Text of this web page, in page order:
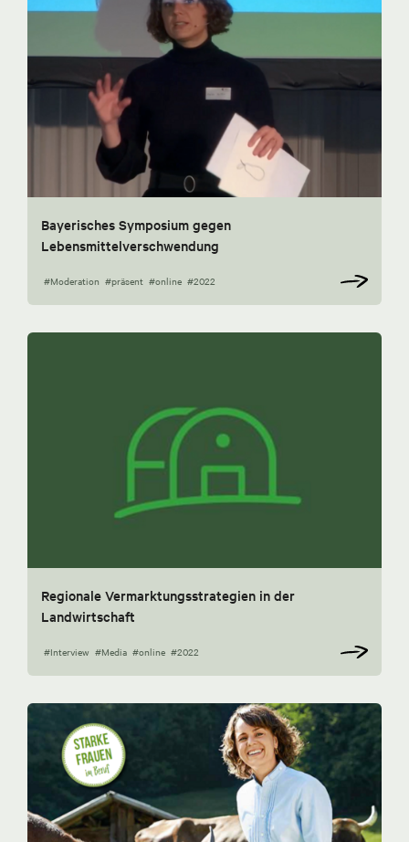
Bayerisches Symposium gegen
Lebensmittelverschwendung
#Moderation #präsent #online #2022
Regionale Vermarktungsstrategien in der
Landwirtschaft
#Interview #Media #online #2022